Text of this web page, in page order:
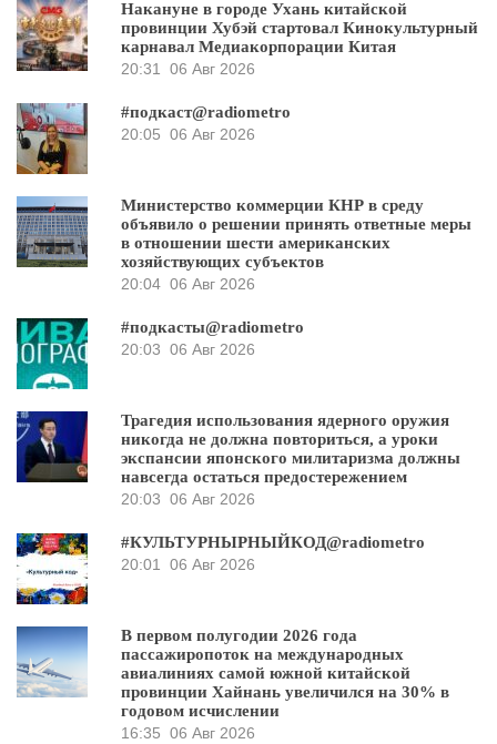
Накануне в городе Ухань китайской
провинции Хубэй стартовал Кинокультурный
карнавал Медиакорпорации Китая
20:31
06 Авг 2026
#подкаст@radiometro
20:05 06 Авг 2026
Министерство коммерции КНР в среду
объявило о решении принять ответные меры
в отношении шести американских
хозяйствующих субъектов
20:04 06 Авг 2026
#подкасты@radiometro
20:03 06 Авг 2026
Трагедия использования ядерного оружия
никогда не должна повториться, а уроки
экспансии японского милитаризма должны
навсегда остаться предостережением
20:03 06 Авг 2026
#КУЛЬТУРНЫРНЫЙКОД@radiometro
20:01
06 Авг 2026
В первом полугодии 2026 года
пассажиропоток на международных
авиалиниях самой южной китайской
провинции Хайнань увеличился на 30% в
годовом исчислении
16:35 06 Авг 2026